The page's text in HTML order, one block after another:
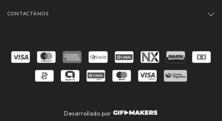
CONTACTÁNOS
Desarrollado por